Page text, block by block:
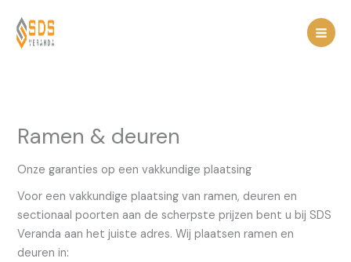
naar
Ramen & deuren
Onze garanties op een vakkundige plaatsing
Voor een vakkundige plaatsing van ramen, deuren en
sectionaal poorten aan de scherpste prijzen bent u bij SDS
Veranda aan het juiste adres. Wij plaatsen ramen en
deuren in: